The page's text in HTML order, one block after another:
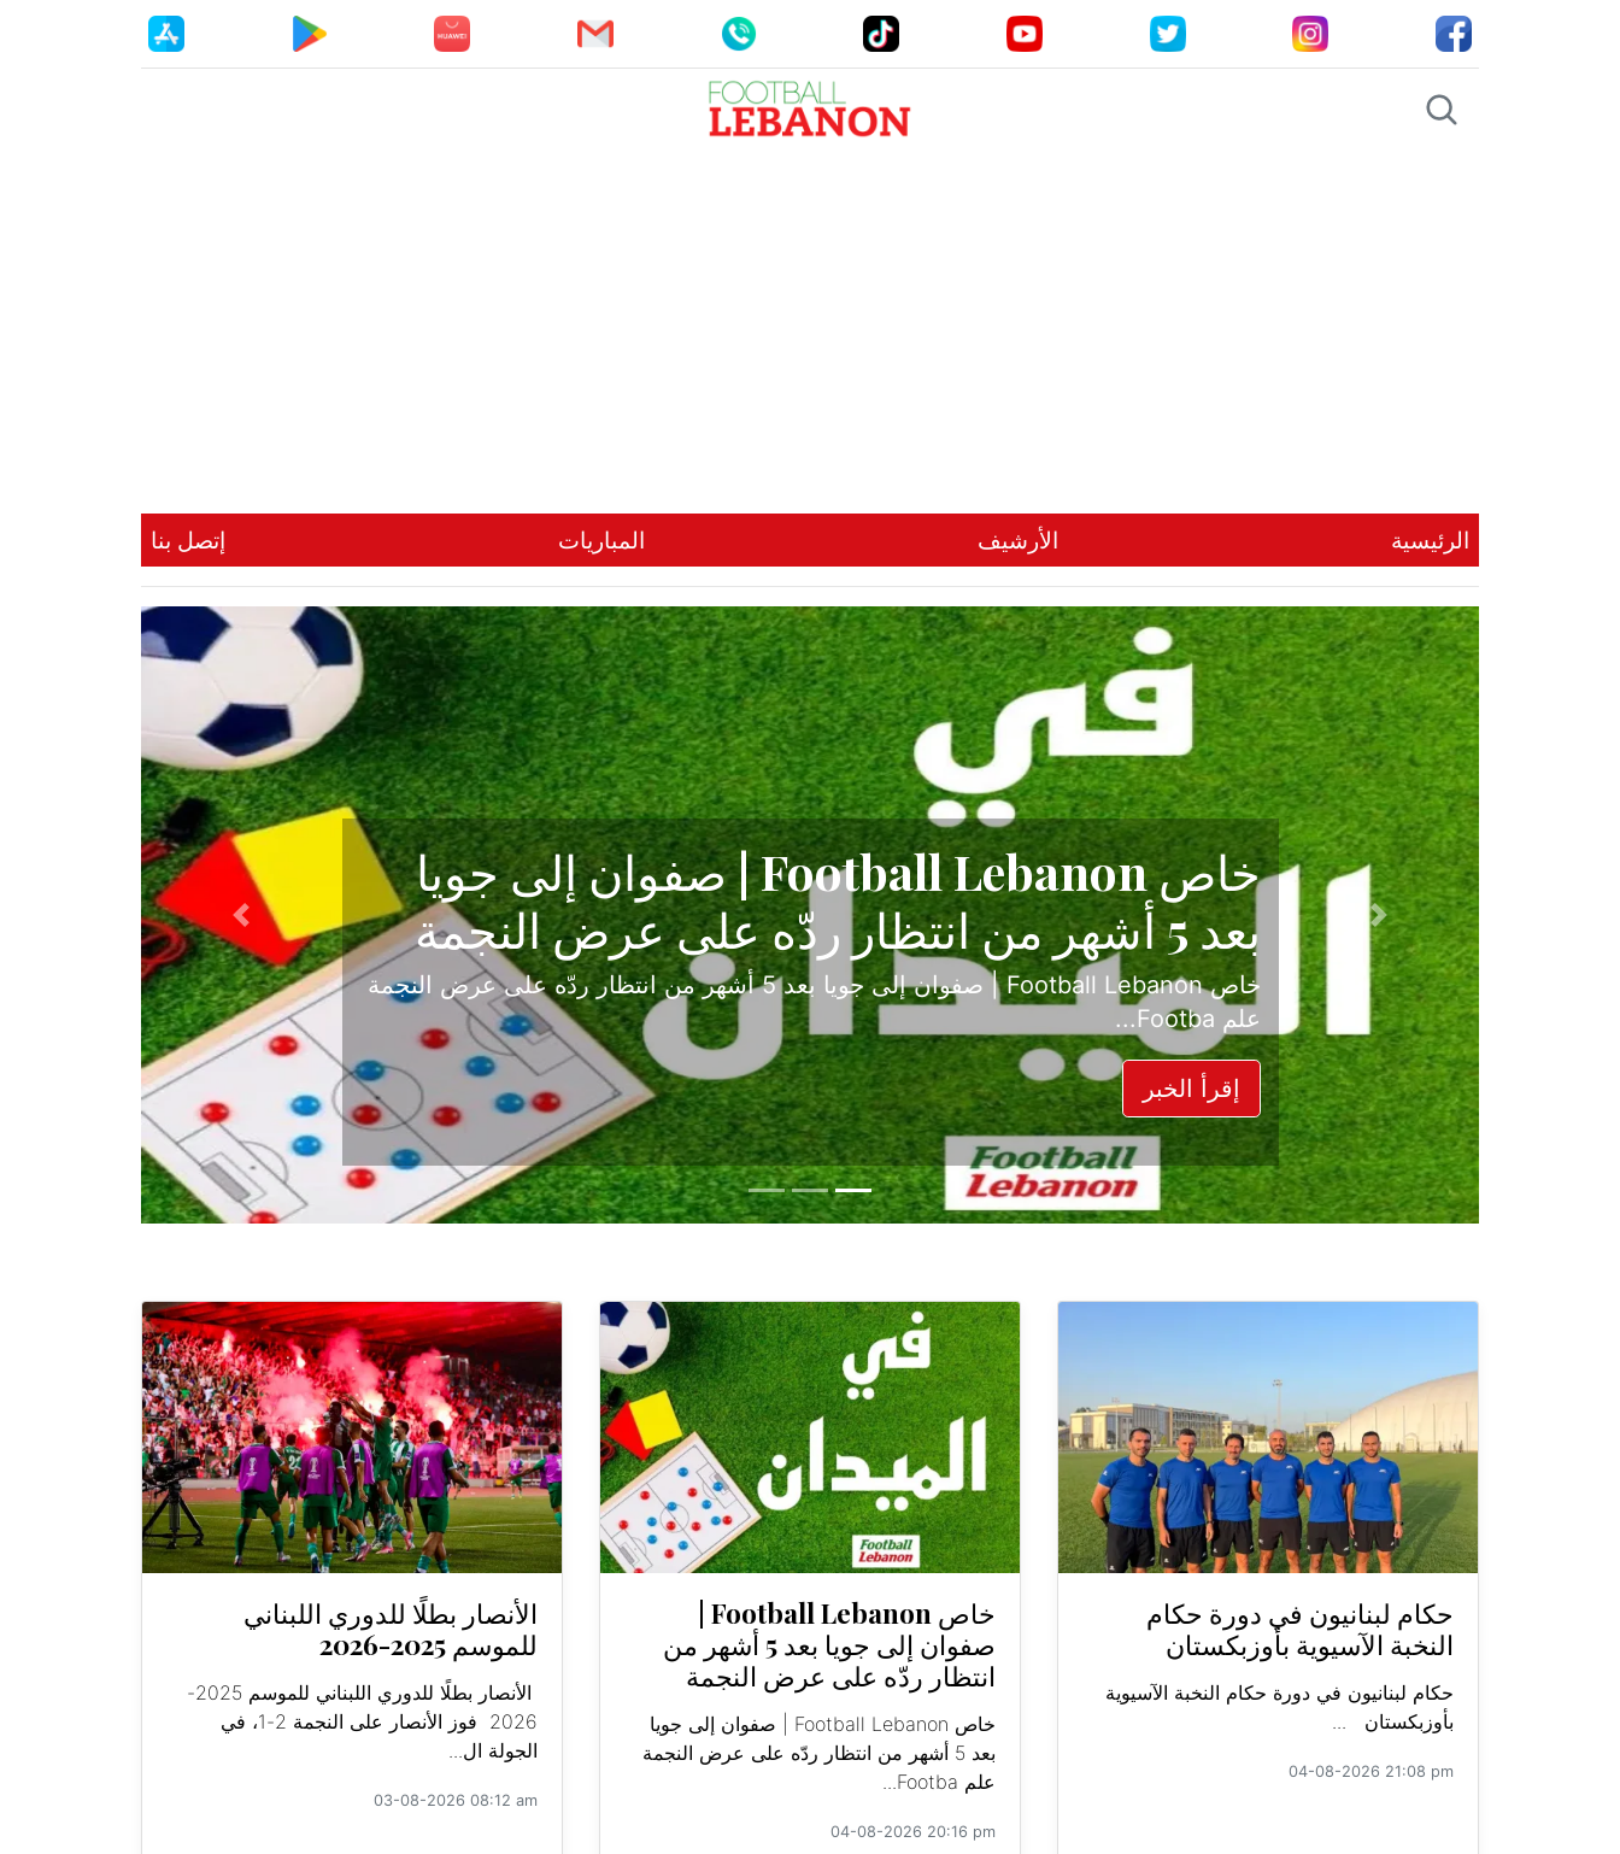
الرئيسية الأرشيف المباريات إتصل بنا
حكاية نجاح تبدأ من جبل محسن وتنتهي في
الدرجة الأولى
بعد موسم حافل بالإثارة والصراع في دوري الدرجة الثانية، نجح الإخاء الأهلي عاليه في
حسم ل...
إقرأ الخبر
Previous
Next
حكام لبنانيون في دورة حكام
النخبة الآسيوية بأوزبكستان
حكام لبنانيون في دورة حكام النخبة الآسيوية
بأوزبكستان ...
04-08-2026 21:08 pm
صفوان إلى جويا بعد 5 أشهر من
انتظار ردّه على عرض النجمة
خاص Football Lebanon | صفوان إلى جويا
بعد 5 أشهر من انتظار ردّه على عرض النجمة
علم Footba...
04-08-2026 20:16 pm
الأنصار بطلًا للدوري اللبناني
للموسم 2025-2026
الأنصار بطلًا للدوري اللبناني للموسم 2025-
2026 فوز الأنصار على النجمة 2-1، في
الجولة ال...
03-08-2026 08:12 am